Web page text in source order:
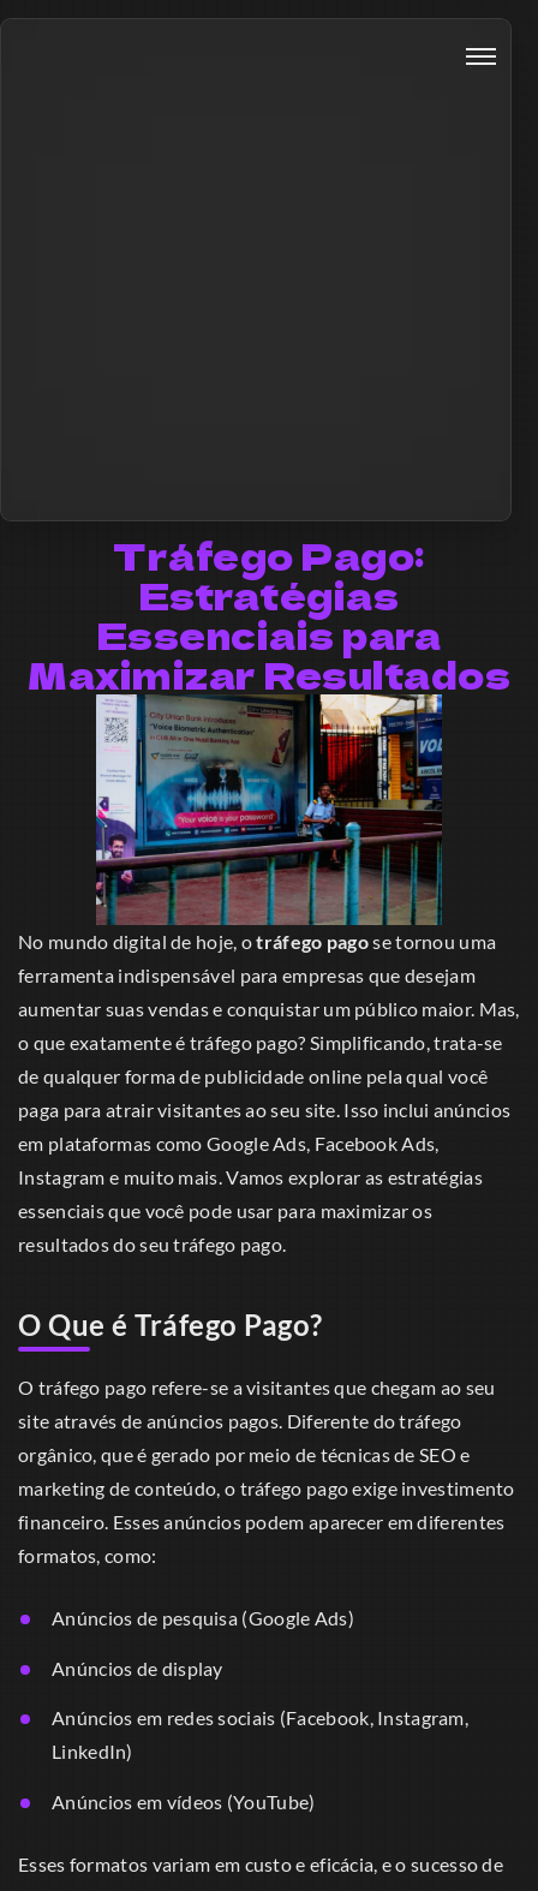
Tráfego Pago:
Estratégias
Essenciais para
Maximizar Resultados
No mundo digital de hoje, otráfego pagose tornou uma
ferramenta indispensável para empresas que desejam
aumentar suas vendas e conquistar um público maior. Mas,
o que exatamente é tráfego pago? Simplificando, trata-se
de qualquer forma de publicidade online pela qual você
paga para atrair visitantes ao seu site. Isso inclui anúncios
em plataformas como Google Ads, Facebook Ads,
Instagram e muito mais. Vamos explorar as estratégias
essenciais que você pode usar para maximizar os
resultados do seu tráfego pago.
O Que é Tráfego Pago?
O tráfego pago refere-se a visitantes que chegam ao seu
site através de anúncios pagos. Diferente do tráfego
orgânico, que é gerado por meio de técnicas de SEO e
marketing de conteúdo, o tráfego pago exige investimento
financeiro. Esses anúncios podem aparecer em diferentes
formatos, como:
Anúncios de pesquisa (Google Ads)
Anúncios de display
Anúncios em redes sociais (Facebook, Instagram,
LinkedIn)
Anúncios em vídeos (YouTube)
Esses formatos variam em custo e eficácia, e o sucesso de